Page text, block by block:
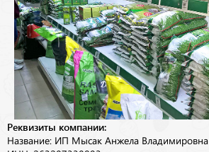
Реквизиты компании:
Название: ИП Мысак Анжела Владимировна